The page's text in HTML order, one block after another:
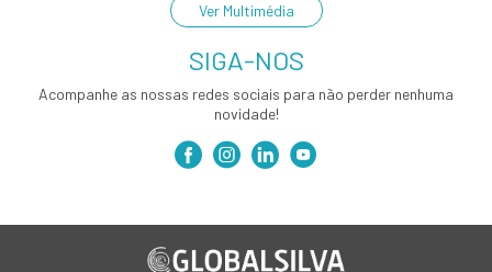
Ver Multimédia
SIGA-NOS
Acompanhe as nossas redes sociais para não perder nenhuma
novidade!